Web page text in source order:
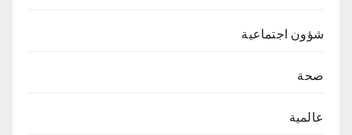
شؤون اجتماعية
صحة
عالمية